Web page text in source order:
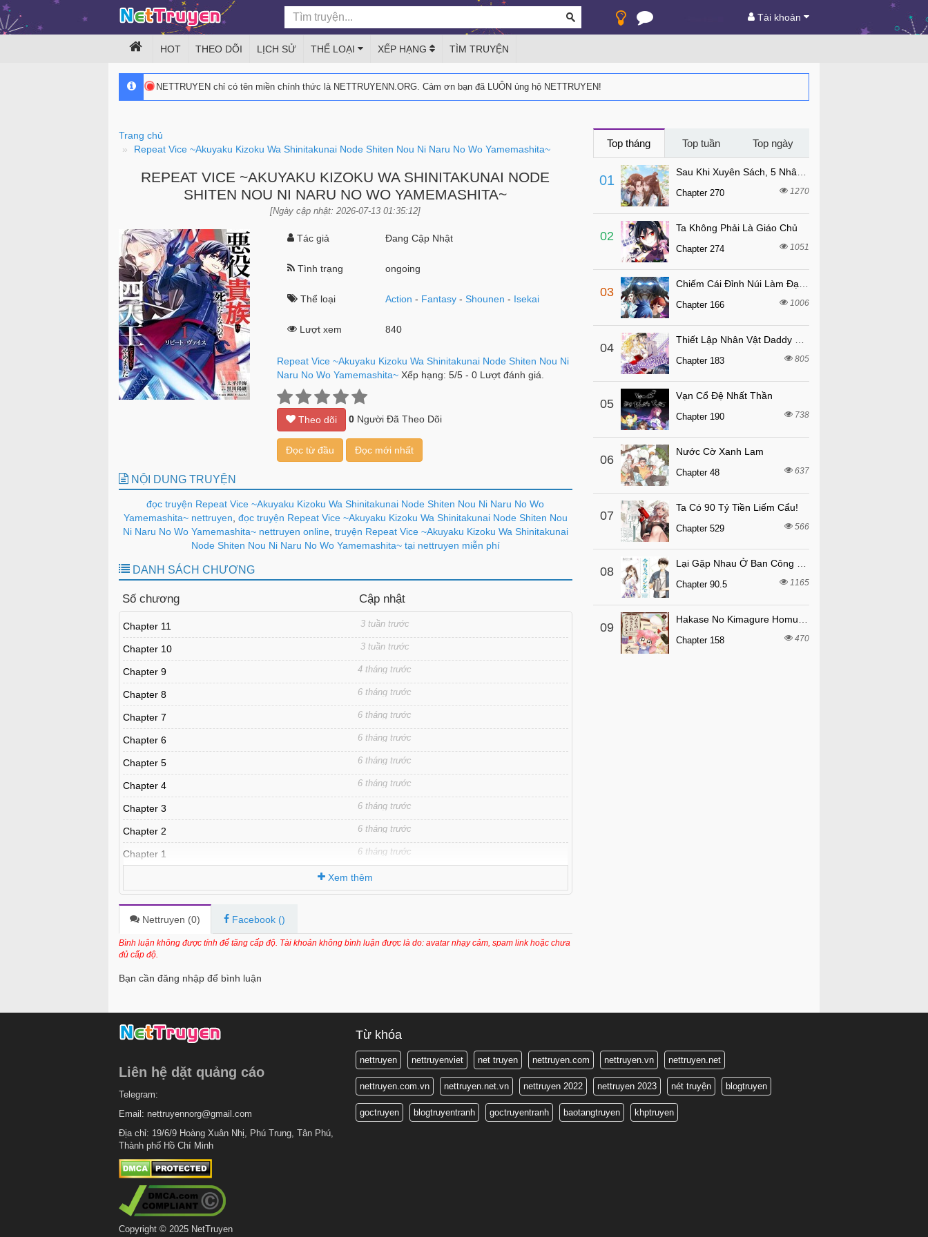
Tài khoản
HOT THEO DÕI LỊCH SỬ THỂ LOẠI XẾP HẠNG TÌM TRUYỆN
NETTRUYEN chỉ có tên miền chính thức là NETTRUYENN.ORG. Cảm ơn bạn đã LUÔN ủng hộ NETTRUYEN!
Trang chủ
Repeat Vice ~Akuyaku Kizoku Wa Shinitakunai Node Shiten Nou Ni Naru No Wo Yamemashita~
REPEAT VICE ~AKUYAKU KIZOKU WA SHINITAKUNAI NODE
SHITEN NOU NI NARU NO WO YAMEMASHITA~
[Ngày cập nhật: 2026-07-13 01:35:12]
Tác giả Đang Cập Nhật
Tình trạng ongoing
Thể loại Action - Fantasy -Shounen - Isekai
Lượt xem 840
Repeat Vice ~Akuyaku Kizoku Wa Shinitakunai Node Shiten Nou Ni
Naru No Wo Yamemashita~ Xếp hạng: 5/5- 0Lượt đánh giá.
Theo dõi 0Người Đã Theo Dõi
Đọc từ đầu Đọc mới nhất
NỘI DUNG TRUYỆN
đọc truyện Repeat Vice ~Akuyaku Kizoku Wa Shinitakunai Node Shiten Nou Ni Naru No Wo
Yamemashita~ nettruyen đọc truyện Repeat Vice ~Akuyaku Kizoku Wa Shinitakunai Node Shiten Nou
Ni Naru No Wo Yamemashita~ nettruyen online, truyện Repeat Vice ~Akuyaku Kizoku Wa Shinitakunai
Node Shiten Nou Ni Naru No Wo Yamemashita~ tại nettruyen miễn phí
DANH SÁCH CHƯƠNG
Số chương Cập nhật
Chapter 11 3 tuần trước
Chapter 10 3 tuần trước
Chapter 9 4 tháng trước
Chapter 8 6 tháng trước
Chapter 7 6 tháng trước
Chapter 6 6 tháng trước
Chapter 5 6 tháng trước
Chapter 4 6 tháng trước
Chapter 3 6 tháng trước
Chapter 2 6 tháng trước
Chapter 1 6 tháng trước
Xem thêm
Nettruyen (0) Facebook ()
Bình luận không được tính để tăng cấp độ. Tài khoản không bình luận được là do: avatar nhạy cảm, spam link hoặc chưa
đủ cấp độ.
Bạn cần đăng nhập để bình luận
Top tháng Top tuần Top ngày
01
Chapter 270 1270
02
Ta Không Phải Là Giáo Chủ
Chapter 274 1051
03
Chapter 166 1006
04
Chapter 183 805
05
Vạn Cổ Đệ Nhất Thần
Chapter 190 738
06
Nước Cờ Xanh Lam
Chapter 48 637
07
Ta Có 90 Tỷ Tiền Liếm Cẩu!
Chapter 529 566
08
Chapter 90.5 1165
09
Chapter 158 470
Liên hệ dặt quảng cáo
Telegram:
Email: nettruyennorg@gmail.com
Địa chỉ: 19/6/9 Hoàng Xuân Nhị, Phú Trung, Tân Phú,
Thành phố Hồ Chí Minh
Copyright © 2025 NetTruyen
Từ khóa
nettruyen nettruyenviet net truyen nettruyen.com nettruyen.vn nettruyen.net
nettruyen.com.vn nettruyen.net.vn nettruyen 2022 nettruyen 2023 nét truyện blogtruyen
goctruyen blogtruyentranh goctruyentranh baotangtruyen khptruyen